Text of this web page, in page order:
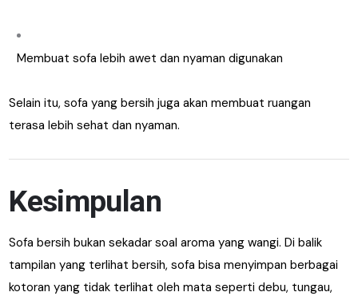
Membuat sofa lebih awet dan nyaman digunakan
Selain itu, sofa yang bersih juga akan membuat ruangan
terasa lebih sehat dan nyaman.
Kesimpulan
Sofa bersih bukan sekadar soal aroma yang wangi. Di balik
tampilan yang terlihat bersih, sofa bisa menyimpan berbagai
kotoran yang tidak terlihat oleh mata seperti debu, tungau,